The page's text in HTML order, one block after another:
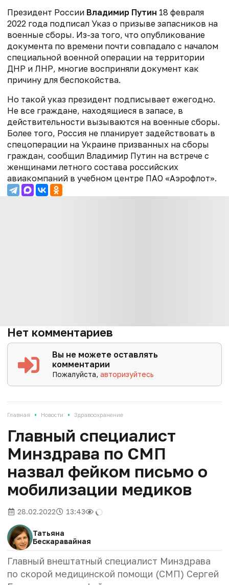
Президент России Владимир Путин 18 февраля
2022 года подписал Указ о призыве запасников на
военные сборы. Из-за того, что опубликование
документа по времени почти совпадало с началом
специальной военной операции на территории
ДНР и ЛНР, многие восприняли документ как
причину для беспокойства.
Но такой указ президент подписывает ежегодно.
Не все граждане, находящиеся в запасе, в
действительности вызываются на военные сборы.
Более того, Россия не планирует задействовать в
спецоперации на Украине призванных на сборы
граждан, сообщил Владимир Путин на встрече с
женщинами летного состава российских
авиакомпаний в учебном центре ПАО «Аэрофлот».
Нет комментариев
Вы не можете оставлять
комментарии
Пожалуйста,авторизуйтесь
Главная • Новости • Здравоохранение
Главный специалист
Минздрава по СМП
назвал фейком письмо о
мобилизации медиков
28.02.2022 13:43
Татьяна
Бескаравайная
Главный внештатный специалист Минздрава
по скорой медицинской помощи (СМП) Сергей